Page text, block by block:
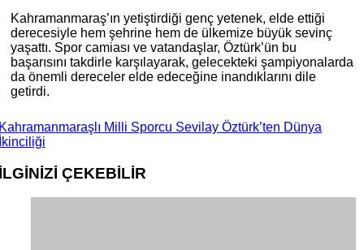
Kahramanmaraş’ın yetiştirdiği genç yetenek, elde ettiği
derecesiyle hem şehrine hem de ülkemize büyük sevinç
yaşattı. Spor camiası ve vatandaşlar, Öztürk’ün bu
başarısını takdirle karşılayarak, gelecekteki şampiyonalarda
da önemli dereceler elde edeceğine inandıklarını dile
getirdi.
Milli Sporcu Sevilay Öztürk’ten Dünya
ÇEKEBİLİR